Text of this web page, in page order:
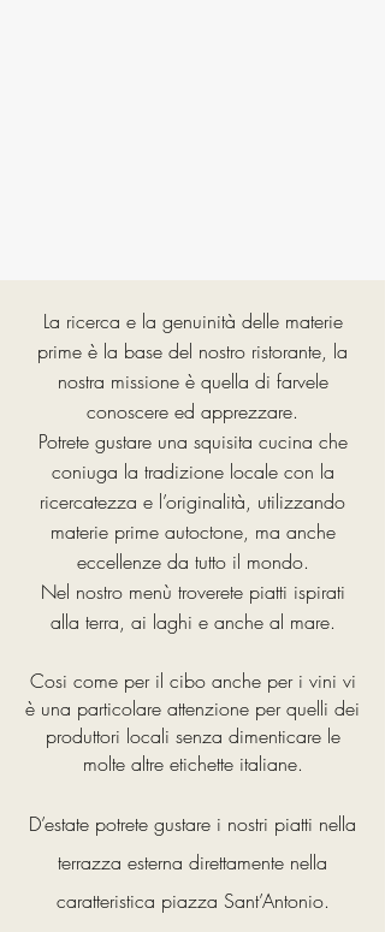
La ricerca e la genuinità delle materie
prime è la base del nostro ristorante, la
nostra missione è quella di farvele
conoscere ed apprezzare.
Potrete gustare una squisita cucina che
coniuga la tradizione locale con la
ricercatezza e l’originalità, utilizzando
materie prime autoctone, ma anche
eccellenze da tutto il mondo.
Nel nostro menù troverete piatti ispirati
alla terra, ai laghi e anche al mare.
Cosi come per il cibo anche per i vini vi
è una particolare attenzione per quelli dei
produttori locali senza dimenticare le
molte altre etichette italiane.
D’estate potrete gustare i nostri piatti nella
terrazza esterna direttamente nella
caratteristica piazza Sant’Antonio.